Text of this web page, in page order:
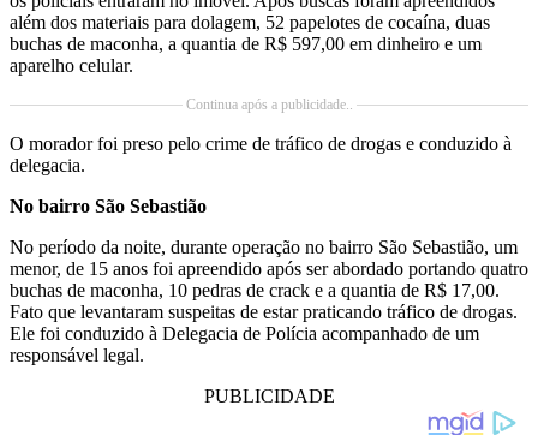
além dos materiais para dolagem, 52 papelotes de cocaína, duas
buchas de maconha, a quantia de R$ 597,00 em dinheiro e um
aparelho celular.
Continua após a publicidade..
O morador foi preso pelo crime de tráfico de drogas e conduzido à
delegacia.
No bairro São Sebastião
No período da noite, durante operação no bairro São Sebastião, um
menor, de 15 anos foi apreendido após ser abordado portando quatro
buchas de maconha, 10 pedras de crack e a quantia de R$ 17,00.
Fato que levantaram suspeitas de estar praticando tráfico de drogas.
Ele foi conduzido à Delegacia de Polícia acompanhado de um
responsável legal.
PUBLICIDADE